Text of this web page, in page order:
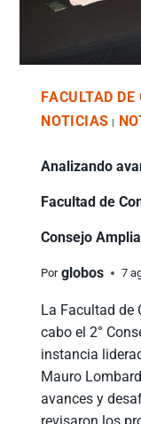
FACULTAD
NOTICIAS |
Analizando
Facultad de
Consejo
Por globos 7
La Facultad de
cabo el 2°
instancia
Mauro
avances y